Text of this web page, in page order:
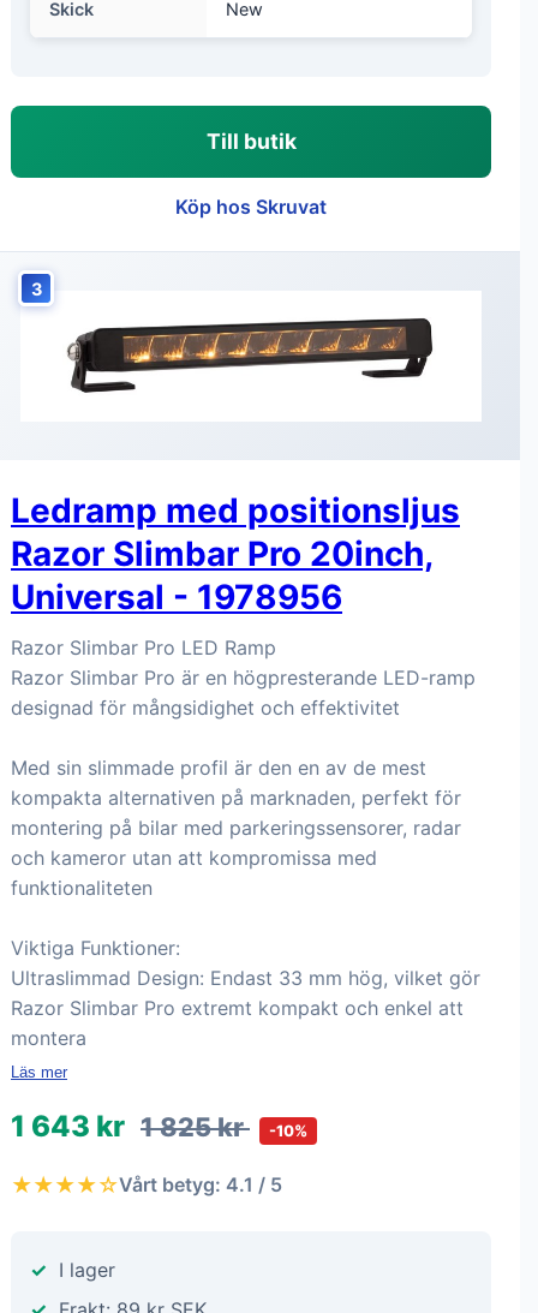
Skick New
Till butik
Köp hos Skruvat
3
Ledramp med positionsljus
Razor Slimbar Pro 20inch,
Universal - 1978956
Razor Slimbar Pro LED Ramp
Razor Slimbar Pro är en högpresterande LED-ramp
designad för mångsidighet och effektivitet
Med sin slimmade profil är den en av de mest
kompakta alternativen på marknaden, perfekt för
montering på bilar med parkeringssensorer, radar
och kameror utan att kompromissa med
funktionaliteten
Viktiga Funktioner:
Ultraslimmad Design: Endast 33 mm hög, vilket gör
Razor Slimbar Pro extremt kompakt och enkel att
montera
Läs mer
1 643 kr 1 825 kr -10%
★★★★☆Vårt betyg: 4.1 / 5
I lager